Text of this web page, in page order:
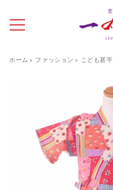
ド 一布やについて 商品をみる
テーブルウエア特集
光田愛のテーブルコーディネート
ホーム ファッション こども甚平